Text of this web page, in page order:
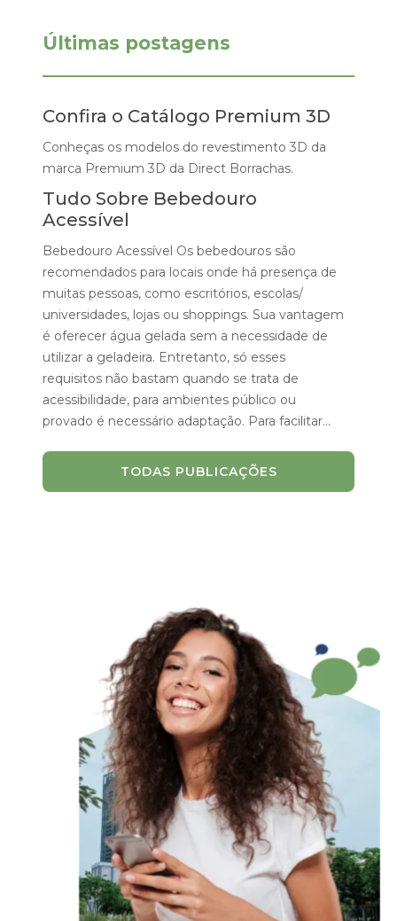
só esses requisitos não bastam quando se trata de
necessário adaptação. Para facilitar...
Últimas postagens
Confira o Catálogo Premium 3D
Conheças os modelos do revestimento 3D da
marca Premium 3D da Direct Borrachas.
Tudo Sobre Bebedouro
Acessível
Bebedouro Acessível Os bebedouros são
recomendados para locais onde há presença de
muitas pessoas, como escritórios, escolas/
universidades, lojas ou shoppings. Sua vantagem
é oferecer água gelada sem a necessidade de
utilizar a geladeira. Entretanto, só esses
requisitos não bastam quando se trata de
acessibilidade, para ambientes público ou
provado é necessário adaptação. Para facilitar...
TODAS PUBLICAÇÕES